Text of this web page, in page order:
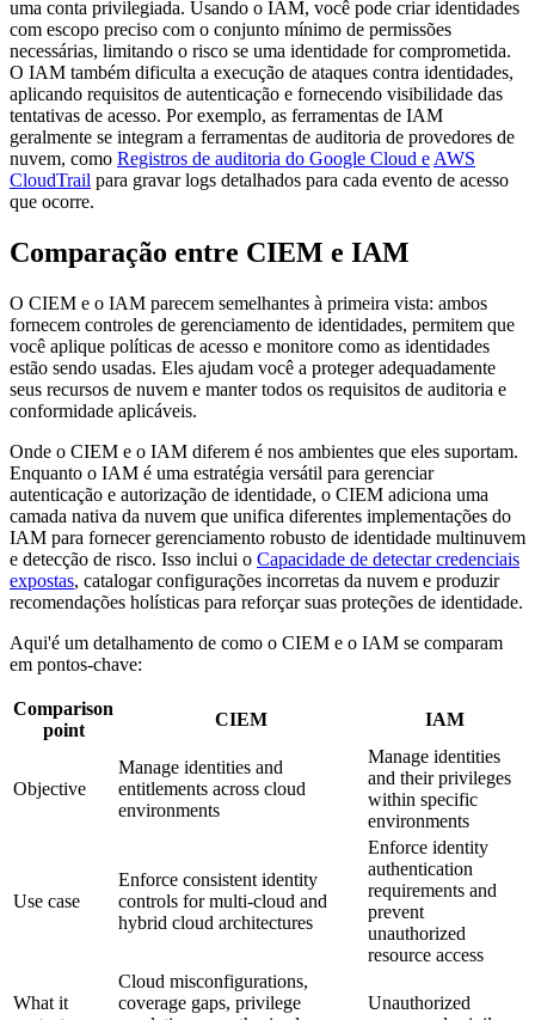
uma conta privilegiada. Usando o IAM, você pode criar identidades
com escopo preciso com o conjunto mínimo de permissões
necessárias, limitando o risco se uma identidade for comprometida.
O IAM também dificulta a execução de ataques contra identidades,
aplicando requisitos de autenticação e fornecendo visibilidade das
tentativas de acesso. Por exemplo, as ferramentas de IAM
geralmente se integram a ferramentas de auditoria de provedores de
nuvem, como Registros de auditoria do Google Cloud e AWS
CloudTrail para gravar logs detalhados para cada evento de acesso
que ocorre.
Comparação entre CIEM e IAM
O CIEM e o IAM parecem semelhantes à primeira vista: ambos
fornecem controles de gerenciamento de identidades, permitem que
você aplique políticas de acesso e monitore como as identidades
estão sendo usadas. Eles ajudam você a proteger adequadamente
seus recursos de nuvem e manter todos os requisitos de auditoria e
conformidade aplicáveis.
Onde o CIEM e o IAM diferem é nos ambientes que eles suportam.
Enquanto o IAM é uma estratégia versátil para gerenciar
autenticação e autorização de identidade, o CIEM adiciona uma
camada nativa da nuvem que unifica diferentes implementações do
IAM para fornecer gerenciamento robusto de identidade multinuvem
e detecção de risco. Isso inclui o Capacidade de detectar credenciais
expostas, catalogar configurações incorretas da nuvem e produzir
recomendações holísticas para reforçar suas proteções de identidade.
Aqui'é um detalhamento de como o CIEM e o IAM se comparam
em pontos-chave:
Comparison
point
CIEM IAM
Objective
Manage identities and
entitlements across cloud
environments
Manage identities
and their privileges
within specific
environments
Use case
Enforce consistent identity
controls for multi-cloud and
hybrid cloud architectures
Enforce identity
authentication
requirements and
prevent
unauthorized
resource access
What it
Cloud misconfigurations,
coverage gaps, privilege
Unauthorized